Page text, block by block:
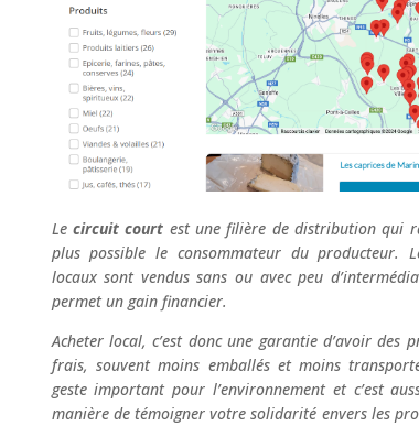
Le circuit court est une filière de distribution qui
plus possible le consommateur du producteur.
locaux sont vendus sans ou avec peu
permet un gain financier.
Acheter local, c’est donc une garantie d’avoir des
frais, souvent moins emballés et moins
geste important pour l’environnement et c’est
manière de témoigner votre solidarité envers les